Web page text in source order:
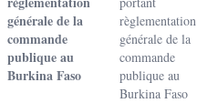
générale de la
commande
publique au
Burkina Faso
règlementation
générale de la
commande
publique au
Burkina Faso